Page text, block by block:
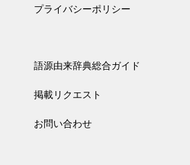
プライバシーポリシー
語源由来辞典総合ガイド
掲載リクエスト
お問い合わせ